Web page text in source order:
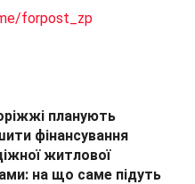
forpost_zp
планують
фінансування
житлової
на що саме підуть